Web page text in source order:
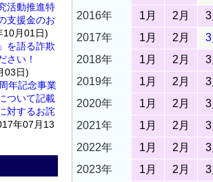
活動推進特
支援金のお
10月01日)
を語る詐欺
さい！
03日)
年記念事業
ついて記載
対するお詫
年07月13
2016年
1月 2月
2017年
1月 2月
2018年
1月 2月
2019年
1月 2月
2020年
1月 2月
2021年
1月 2月
2022年
1月 2月
2023年
1月 2月